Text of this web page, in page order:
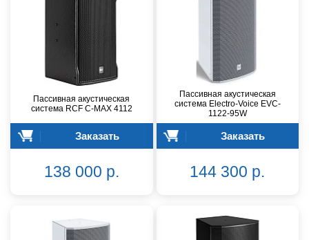
Пассивная акустическая
система RCF C-MAX 4112
Заказать
138 000 р.
Пассивная акустическая
система Electro-Voice EVC-
1122-95W
Заказать
144 300 р.